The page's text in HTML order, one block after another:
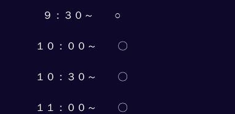
９：３０～　　○
１０：００～　　〇
１０：３０～　　〇
１１：００～　　〇